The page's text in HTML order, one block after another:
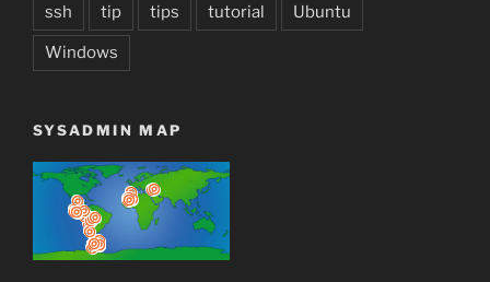
ssh tip tips tutorial Ubuntu
Windows
SYSADMIN MAP